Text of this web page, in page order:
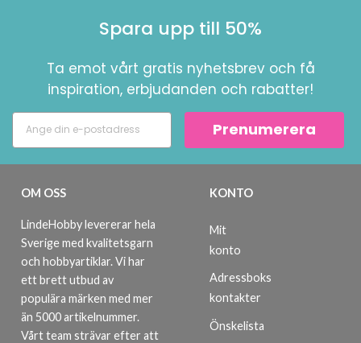
Spara upp till 50%
Ta emot vårt gratis nyhetsbrev och få
inspiration, erbjudanden och rabatter!
Prenumerera
OM OSS
LindeHobby levererar hela
Sverige med kvalitetsgarn
och hobbyartiklar. Vi har
ett brett utbud av
populära märken med mer
än 5000 artikelnummer.
Vårt team strävar efter att
KONTO
Mit
konto
Adressboks
kontakter
Önskelista